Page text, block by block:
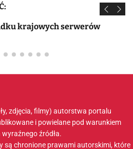
krajowych serwerów
zdjęcia, filmy) autorstwa portalu
i powielane pod warunkiem
źródła.
są chronione prawami autorskimi, które